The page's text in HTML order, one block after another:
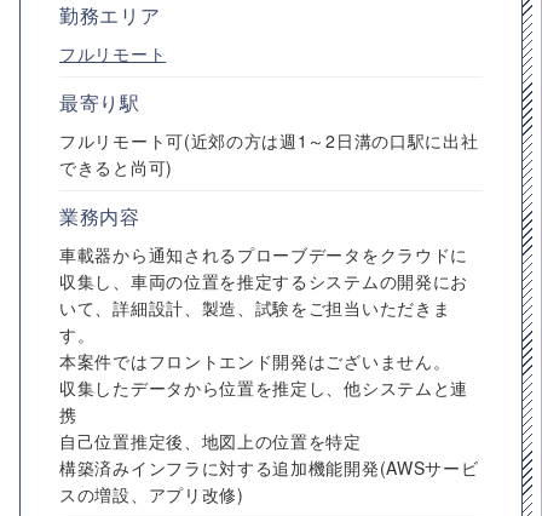
勤務エリア
フルリモート
最寄り駅
フルリモート可(近郊の方は週1～2日溝の口駅に出社
できると尚可)
業務内容
車載器から通知されるプローブデータをクラウドに
収集し、車両の位置を推定するシステムの開発にお
いて、詳細設計、製造、試験をご担当いただきま
す。
本案件ではフロントエンド開発はございません。
収集したデータから位置を推定し、他システムと連
携
自己位置推定後、地図上の位置を特定
構築済みインフラに対する追加機能開発(AWSサービ
スの増設、アプリ改修)